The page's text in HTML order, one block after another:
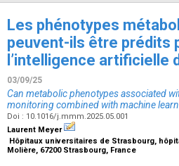
Les phénotypes
peuvent-ils être prédits
l’intelligence artificielle
03/09/25
Can metabolic phenotypes associated
monitoring combined with machine
Doi : 10.1016/j.mmm.2025.05.001
Laurent Meyer
Hôpitaux universitaires de Strasbourg,
Molière, 67200 Strasbourg, France